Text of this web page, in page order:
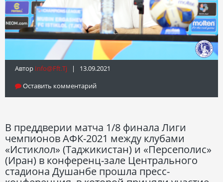
Автор Info@fft.tj | 13.09.2021
Оставить комментарий
В преддверии матча 1/8 финала Лиги
чемпионов АФК-2021 между клубами
«Истиклол» (Таджикистан) и «Персеполис»
(Иран) в конференц-зале Центрального
стадиона Душанбе прошла пресс-